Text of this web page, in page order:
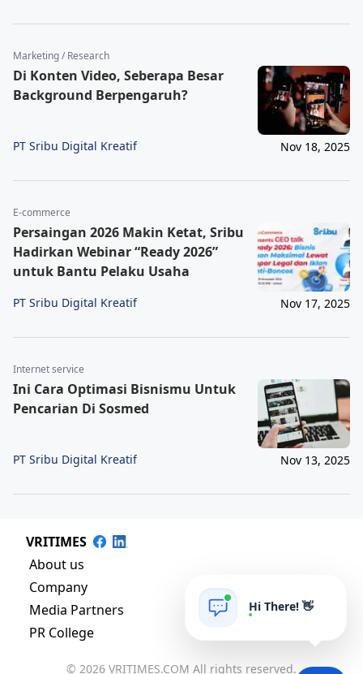
Marketing / Research
Di Konten Video, Seberapa Besar
Background Berpengaruh?
PT Sribu Digital Kreatif Nov 18, 2025
E-commerce
Persaingan 2026 Makin Ketat, Sribu
Hadirkan Webinar “Ready 2026”
untuk Bantu Pelaku Usaha
PT Sribu Digital Kreatif Nov 17, 2025
Internet service
Ini Cara Optimasi Bisnismu Untuk
Pencarian Di Sosmed
PT Sribu Digital Kreatif Nov 13, 2025
VRITIMES
About us
Company
Media Partners
PR College
© 2026 VRITIMES.COM All rights reserved.
Hi There! 👋